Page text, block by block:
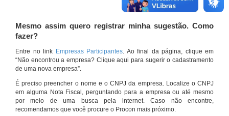
Mesmo assim quero registrar minha sugestão. Como
fazer?
Entre no link Empresas Participantes. Ao final da página, clique em
“Não encontrou a empresa? Clique aqui para sugerir o cadastramento
de uma nova empresa”.
É preciso preencher o nome e o CNPJ da empresa. Localize o CNPJ
em alguma Nota Fiscal, perguntando para a empresa ou até mesmo
por meio de uma busca pela internet. Caso não encontre,
recomendamos que você procure o Procon mais próximo.